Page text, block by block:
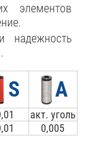
элементов
надежность
S A
акт. уголь
0,005